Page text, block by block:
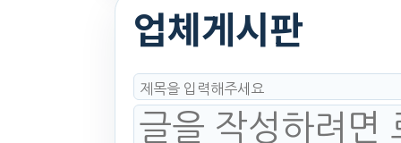
업체게시판